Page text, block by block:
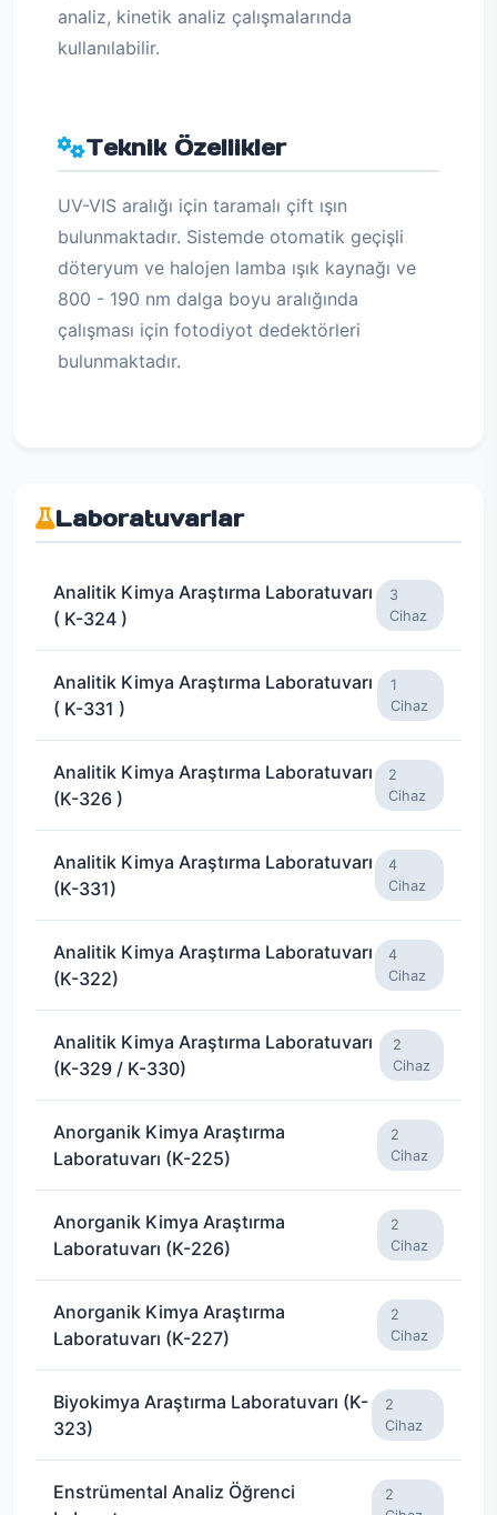
analiz, kinetik analiz çalışmalarında
kullanılabilir.
Teknik Özellikler
UV-VIS aralığı için taramalı çift ışın
bulunmaktadır. Sistemde otomatik geçişli
döteryum ve halojen lamba ışık kaynağı ve
800 - 190 nm dalga boyu aralığında
çalışması için fotodiyot dedektörleri
bulunmaktadır.
Laboratuvarlar
Analitik Kimya Araştırma Laboratuvarı
( K-324 )
3
Cihaz
Analitik Kimya Araştırma Laboratuvarı
( K-331 )
1
Cihaz
Analitik Kimya Araştırma Laboratuvarı
(K-326 )
2
Cihaz
Analitik Kimya Araştırma Laboratuvarı
(K-331)
4
Cihaz
Analitik Kimya Araştırma Laboratuvarı
(K-322)
4
Cihaz
Analitik Kimya Araştırma Laboratuvarı
(K-329 / K-330)
2
Cihaz
Anorganik Kimya Araştırma
Laboratuvarı (K-225)
2
Cihaz
Anorganik Kimya Araştırma
Laboratuvarı (K-226)
2
Cihaz
Anorganik Kimya Araştırma
Laboratuvarı (K-227)
2
Cihaz
Biyokimya Araştırma Laboratuvarı (K-
323)
2
Cihaz
Enstrümental Analiz Öğrenci
2